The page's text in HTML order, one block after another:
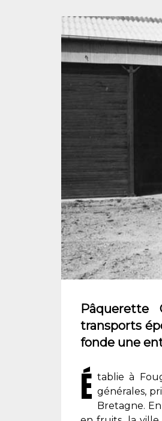
Pâquerette
transports
fonde une
É tablie à
générales,
Bretagne.